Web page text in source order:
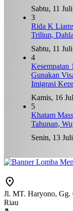
Sabtu, 11
3
Rida K
Triliun,
Sabtu, 11
4
Kesempatan
Gunakan
Imigrasi
Kamis, 16
5
Khatam
Tahunan,
Senin, 13
Jl. MT. Haryono, Gg.
Riau